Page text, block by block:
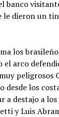
banco
le dieron un
los
el arco
peligrosos
desde los
a destajo a
y Luis